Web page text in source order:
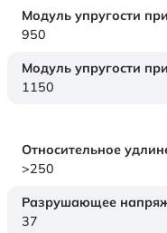
Модуль упругости
950
Модуль упругости
1150
Относительное
>250
Разрушающее
37